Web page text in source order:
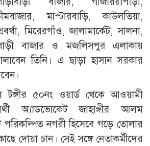
মাস্টারবাড়ি, কাউলতিয়া,
মিরেরগাঁও, জালামার্কেট, সালনা,
বাজার ও মজলিসপুর এলাকায়
চালাবেন তিনি। এ ছাড়া হাসান সরকার
টঙ্গীর ৫০নং ওয়ার্ড থেকে আওয়ামী
অ্যাডভোকেট জাহাঙ্গীর আলম
নগরী হিসেবে গড়ে তোলার
দোয়া চান। সেই সঙ্গে নেতাকর্মীদের